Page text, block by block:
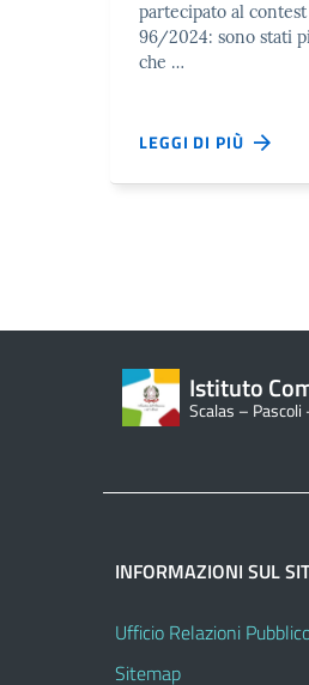
partecipato al
96/2024: sono stati
che …
LEGGI DI PIÙ
Istituto
Scalas – Pascoli
INFORMAZIONI SUL
Ufficio Relazioni
Sitemap